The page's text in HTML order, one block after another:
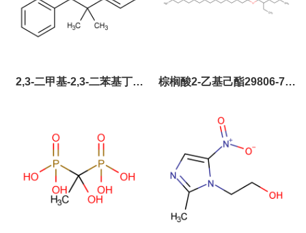
2,3-二甲基-2,3-二苯基丁烷 棕榈酸2-乙基己酯29806-73-